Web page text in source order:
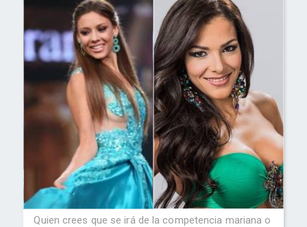
Quien crees que se irá de la competencia mariana o